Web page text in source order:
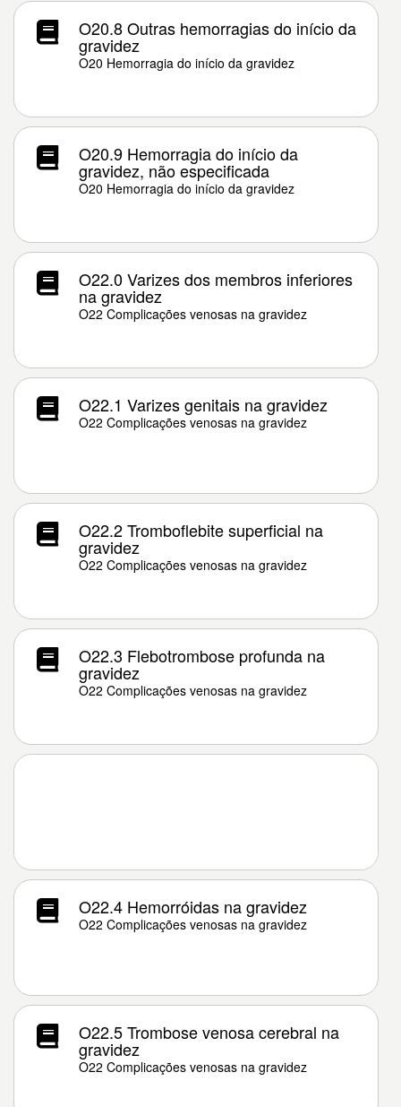
O20.8 Outras hemorragias do início da
gravidez
O20 Hemorragia do início da gravidez
O20.9 Hemorragia do início da
gravidez, não especificada
O20 Hemorragia do início da gravidez
O22.0 Varizes dos membros inferiores
na gravidez
O22 Complicações venosas na gravidez
O22.1 Varizes genitais na gravidez
O22 Complicações venosas na gravidez
O22.2 Tromboflebite superficial na
gravidez
O22 Complicações venosas na gravidez
O22.3 Flebotrombose profunda na
gravidez
O22 Complicações venosas na gravidez
O22.4 Hemorróidas na gravidez
O22 Complicações venosas na gravidez
O22.5 Trombose venosa cerebral na
gravidez
O22 Complicações venosas na gravidez